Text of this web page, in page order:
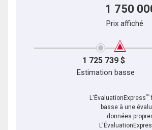
1 750
Prix affiché
1 725 739 $
Estimation basse
L'ÉvaluationExpressMC
basse à une
données